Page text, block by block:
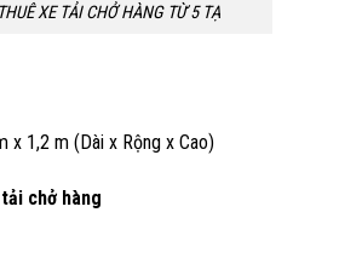
XE TẢI CHỞ HÀNG TỪ 5 TẠ
x 1,2 m (Dài x Rộng x Cao)
tải chở hàng